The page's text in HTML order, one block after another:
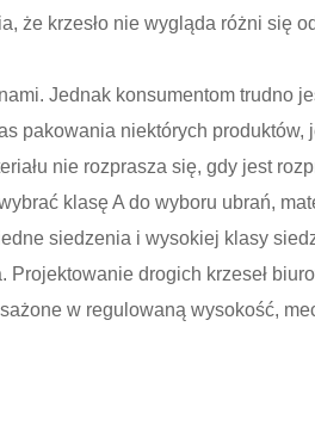
że krzesło nie wygląda różni się
Jednak konsumentom trudno
pakowania niektórych
nie rozprasza się, gdy jest
klasę A do wyboru ubrań,
siedzenia i wysokiej klasy
drogich krzeseł
w regulowaną wysokość,